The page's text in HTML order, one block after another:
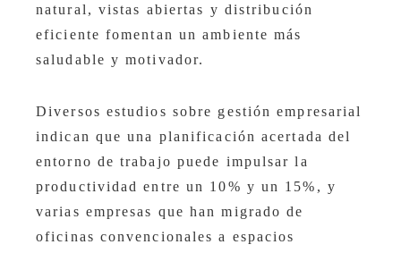
natural, vistas abiertas y distribución
eficiente fomentan un ambiente más
saludable y motivador.
Diversos estudios sobre gestión empresarial
indican que una planificación acertada del
entorno de trabajo puede impulsar la
productividad entre un 10% y un 15%, y
varias empresas que han migrado de
oficinas convencionales a espacios